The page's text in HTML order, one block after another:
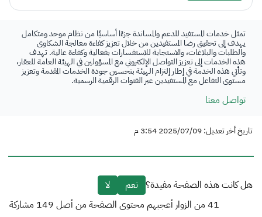
تمثل خدمات المستفيد للدعم والمساندة جزءًا أساسيًا من نظام موحد ومتكامل
يهدف إلى تحقيق رضا المستفيدين من خلال تعزيز كفاءة معالجة الشكاوى
والطلبات والبلاغات، والاستجابة للاستفسارات بفعالية وكفاءة عالية. تهدف
هذه الخدمات إلى تعزيز التواصل الإلكتروني مع المسؤولين في الهيئة العامة للعقار،
وتأتي هذه الخدمة في إطار إلتزام الهيئة بتحسين جودة الخدمات المقدمة وتعزيز
مستوى التفاعل مع المستفيدين عبر القنوات الرقمية الرسمية.
تواصل معنا
تاريخ أخر تعديل: 2025/07/09 3:54 م
هل كانت هذه الصفحة مفيدة؟ نعم
لا
41 من الزوار أعجبهم محتوى الصفحة من أصل 149 مشاركة